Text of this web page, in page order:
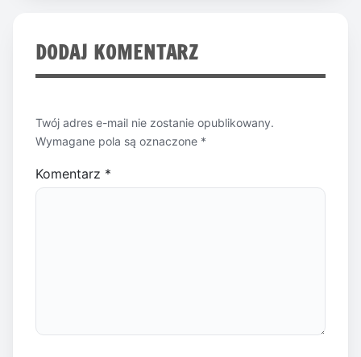
DODAJ KOMENTARZ
Twój adres e-mail nie zostanie opublikowany.
Wymagane pola są oznaczone *
Komentarz *